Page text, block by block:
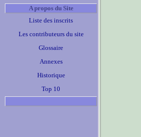
A propos du Site
Liste des inscrits
Les contributeurs du site
Glossaire
Annexes
Historique
Top 10